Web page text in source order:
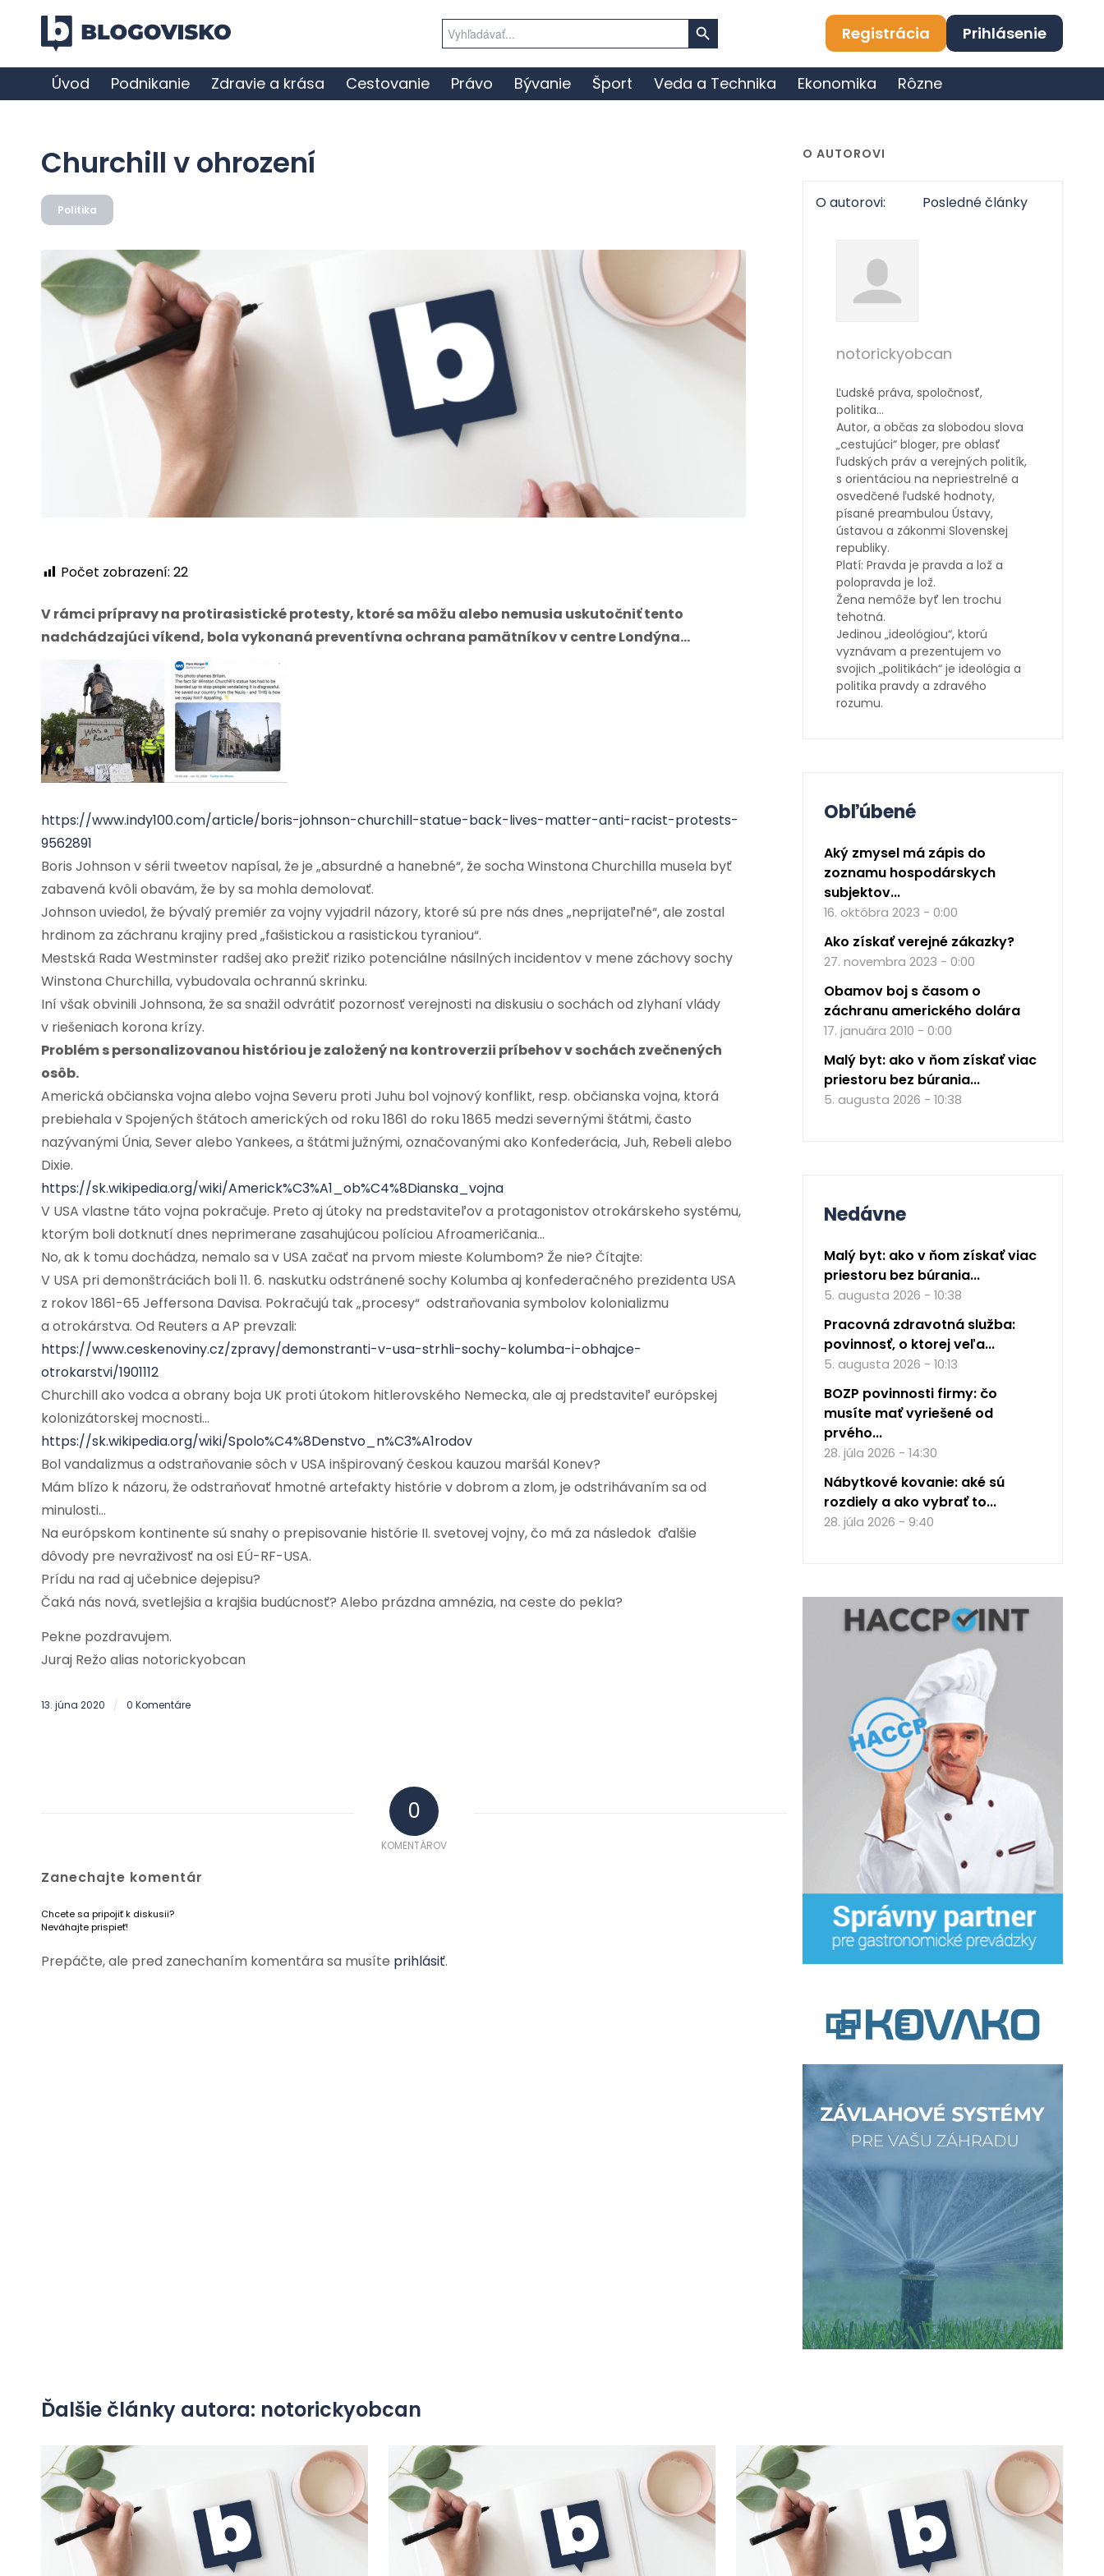
for:
Search Button
Registrácia Prihlásenie
Úvod Podnikanie Zdravie a krása Cestovanie Právo Bývanie Šport Veda a Technika Ekonomika Rôzne
Churchill v ohrození
Politika
Počet zobrazení: 22
V rámci prípravy na protirasistické protesty, ktoré sa môžu alebo nemusia uskutočniť tento
nadchádzajúci víkend, bola vykonaná preventívna ochrana pamätníkov v centre Londýna…
https://www.indy100.com/article/boris-johnson-churchill-statue-back-lives-matter-anti-racist-protests-
9562891
Boris Johnson v sérii tweetov napísal, že je „absurdné a hanebné“, že socha Winstona Churchilla musela byť
zabavená kvôli obavám, že by sa mohla demolovať.
Johnson uviedol, že bývalý premiér za vojny vyjadril názory, ktoré sú pre nás dnes „neprijateľné“, ale zostal
hrdinom za záchranu krajiny pred „fašistickou a rasistickou tyraniou“.
Mestská Rada Westminster radšej ako prežiť riziko potenciálne násilných incidentov v mene záchovy sochy
Winstona Churchilla, vybudovala ochrannú skrinku.
Iní však obvinili Johnsona, že sa snažil odvrátiť pozornosť verejnosti na diskusiu o sochách od zlyhaní vlády
v riešeniach korona krízy.
Problém s personalizovanou históriou je založený na kontroverzii príbehov v sochách zvečnených
osôb.
Americká občianska vojna alebo vojna Severu proti Juhu bol vojnový konflikt, resp. občianska vojna, ktorá
prebiehala v Spojených štátoch amerických od roku 1861 do roku 1865 medzi severnými štátmi, často
nazývanými Únia, Sever alebo Yankees, a štátmi južnými, označovanými ako Konfederácia, Juh, Rebeli alebo
Dixie.
https://sk.wikipedia.org/wiki/Americk%C3%A1_ob%C4%8Dianska_vojna
V USA vlastne táto vojna pokračuje. Preto aj útoky na predstaviteľov a protagonistov otrokárskeho systému,
ktorým boli dotknutí dnes neprimerane zasahujúcou políciou Afroameričania…
No, ak k tomu dochádza, nemalo sa v USA začať na prvom mieste Kolumbom? Že nie? Čítajte:
V USA pri demonštráciách boli 11. 6. naskutku odstránené sochy Kolumba aj konfederačného prezidenta USA
z rokov 1861-65 Jeffersona Davisa. Pokračujú tak „procesy“ odstraňovania symbolov kolonializmu
a otrokárstva. Od Reuters a AP prevzali:
https://www.ceskenoviny.cz/zpravy/demonstranti-v-usa-strhli-sochy-kolumba-i-obhajce-
otrokarstvi/1901112
Churchill ako vodca a obrany boja UK proti útokom hitlerovského Nemecka, ale aj predstaviteľ európskej
kolonizátorskej mocnosti…
https://sk.wikipedia.org/wiki/Spolo%C4%8Denstvo_n%C3%A1rodov
Bol vandalizmus a odstraňovanie sôch v USA inšpirovaný českou kauzou maršál Konev?
Mám blízo k názoru, že odstraňovať hmotné artefakty histórie v dobrom a zlom, je odstrihávaním sa od
minulosti…
Na európskom kontinente sú snahy o prepisovanie histórie II. svetovej vojny, čo má za následok ďalšie
dôvody pre nevraživosť na osi EÚ-RF-USA.
Prídu na rad aj učebnice dejepisu?
Čaká nás nová, svetlejšia a krajšia budúcnosť? Alebo prázdna amnézia, na ceste do pekla?
Pekne pozdravujem.
Juraj Režo alias notorickyobcan
13. júna 2020 / 0 Komentáre
0
KOMENTÁROV
Zanechajte komentár
Chcete sa pripojiť k diskusii?
Neváhajte prispieť!
Prepáčte, ale pred zanechaním komentára sa musíte prihlásiť.
O AUTOROVI
O autorovi: Posledné články
notorickyobcan
Ľudské práva, spoločnosť,
politika…
Autor, a občas za slobodou slova
„cestujúci“ bloger, pre oblasť
ľudských práv a verejných politík,
s orientáciou na nepriestrelné a
osvedčené ľudské hodnoty,
písané preambulou Ústavy,
ústavou a zákonmi Slovenskej
republiky.
Platí: Pravda je pravda a lož a
polopravda je lož.
Žena nemôže byť len trochu
tehotná.
Jedinou „ideológiou“, ktorú
vyznávam a prezentujem vo
svojich „politikách“ je ideológia a
politika pravdy a zdravého
rozumu.
Obľúbené
Aký zmysel má zápis do
zoznamu hospodárskych
subjektov...
16. októbra 2023 - 0:00
Ako získať verejné zákazky?
27. novembra 2023 - 0:00
Obamov boj s časom o
záchranu amerického dolára
17. januára 2010 - 0:00
Malý byt: ako v ňom získať viac
priestoru bez búrania...
5. augusta 2026 - 10:38
Nedávne
Malý byt: ako v ňom získať viac
priestoru bez búrania...
5. augusta 2026 - 10:38
Pracovná zdravotná služba:
povinnosť, o ktorej veľa...
5. augusta 2026 - 10:13
BOZP povinnosti firmy: čo
musíte mať vyriešené od
prvého...
28. júla 2026 - 14:30
Nábytkové kovanie: aké sú
rozdiely a ako vybrať to...
28. júla 2026 - 9:40
Ďalšie články autora: notorickyobcan